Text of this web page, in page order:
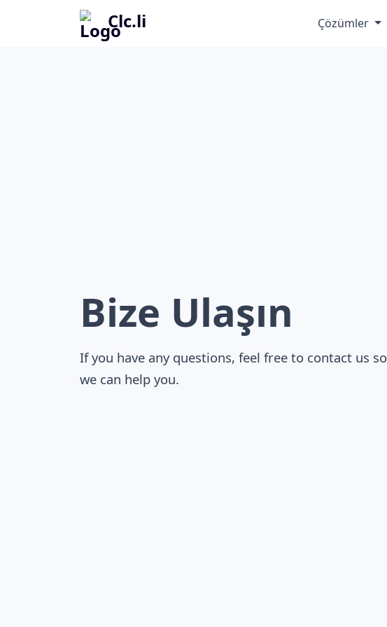
Clc.li Çözümler
Bize Ulaşın
If you have any questions, feel free to contact us so
we can help you.